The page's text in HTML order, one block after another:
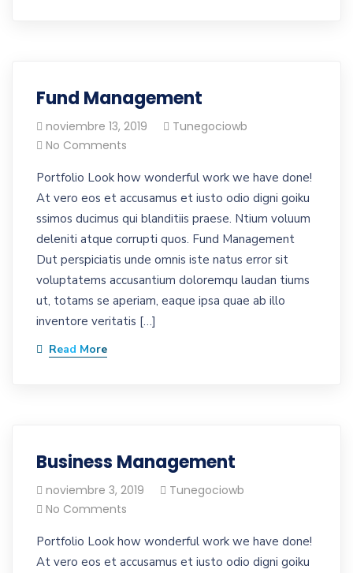
Fund Management
noviembre 13, 2019
Tunegociowb
No Comments
Portfolio Look how wonderful work we have done!
At vero eos et accusamus et iusto odio digni goiku
ssimos ducimus qui blanditiis praese. Ntium voluum
deleniti atque corrupti quos. Fund Management
Dut perspiciatis unde omnis iste natus error sit
voluptatems accusantium doloremqu laudan tiums
ut, totams se aperiam, eaque ipsa quae ab illo
inventore veritatis […]
Read More
Business Management
noviembre 3, 2019
Tunegociowb
No Comments
Portfolio Look how wonderful work we have done!
At vero eos et accusamus et iusto odio digni goiku